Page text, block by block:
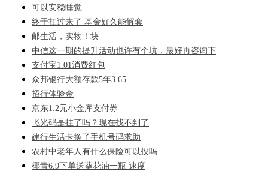
可以安稳睡觉
终于扛过来了 基金好久能解套
邮生活，实物！块
中信这一期的提升活动也许有个坑，最好再咨询下
支付宝1.01消费红包
众邦银行大额存款5年3.65
招行体验金
京东1.2元小金库支付券
飞光码是挂了吗？现在找不到了
建行生活卡换了手机号码求助
农村中老年人有什么保险可以投吗
椰青6.9下单送葵花油一瓶 速度